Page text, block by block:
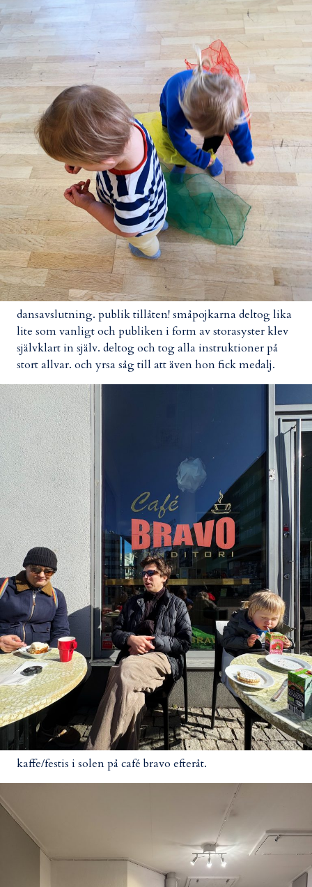
dansavslutning. publik tillåten! småpojkarna deltog lika
lite som vanligt och publiken i form av storasyster klev
självklart in själv. deltog och tog alla instruktioner på
stort allvar. och yrsa såg till att även hon fick medalj.
kaffe/festis i solen på café bravo efteråt.